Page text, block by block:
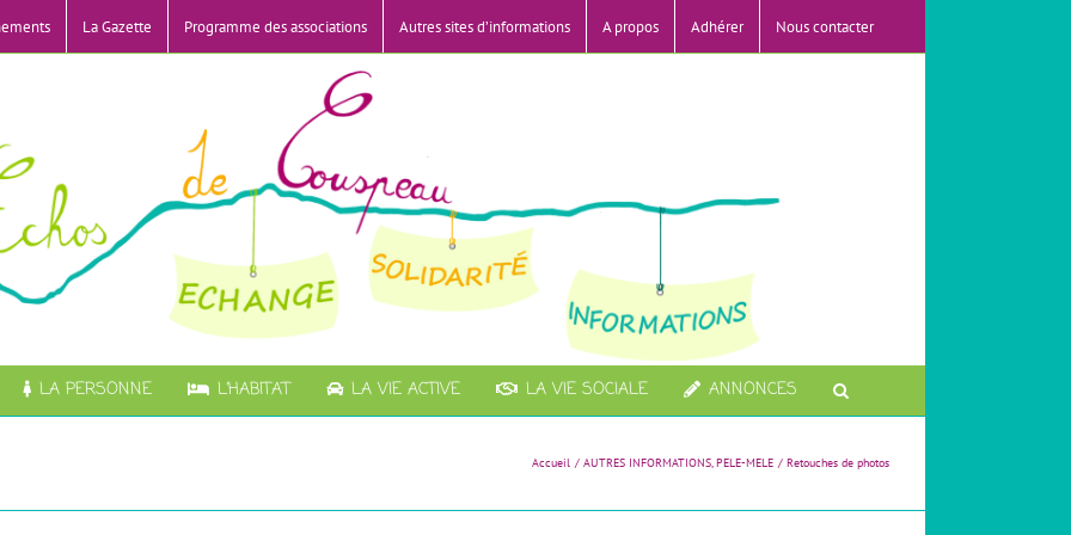
La Gazette Programme des associations Autres sites d’informations A propos Adhérer Nous contacter
LA PERSONNE L’HABITAT LA VIE ACTIVE LA VIE SOCIALE ANNONCES
Accueil AUTRES INFORMATIONS PELE-MELE Retouches de photos